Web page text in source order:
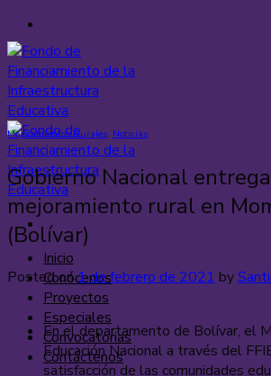
Saltar
al
contenido
Inicio
Conócenos
Proyectos
Especiales
Convocatorias
Contáctenos
Mejoramientos Rurales, Noticias
Gobierno Nacional
mejoramiento rural en
(Bolívar)
Posted on1 de febrero de 2021 by
En el departamento de Bolívar, el
Educación Nacional a través del
satisfacción de las comunidades